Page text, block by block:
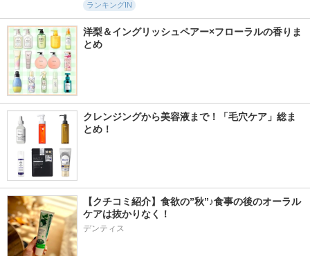
ランキングIN
洋梨＆イングリッシュペアー×フローラルの香りま
とめ
クレンジングから美容液まで！「毛穴ケア」総ま
とめ！
【クチコミ紹介】食欲の”秋”♪食事の後のオーラル
ケアは抜かりなく！
デンティス